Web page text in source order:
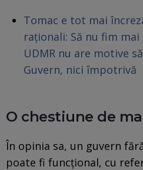
Tomac e tot mai
raționali: Să nu fim
UDMR nu are motive
Guvern, nici împotrivă
O chestiune de
În opinia sa, un guvern
poate fi funcțional, cu